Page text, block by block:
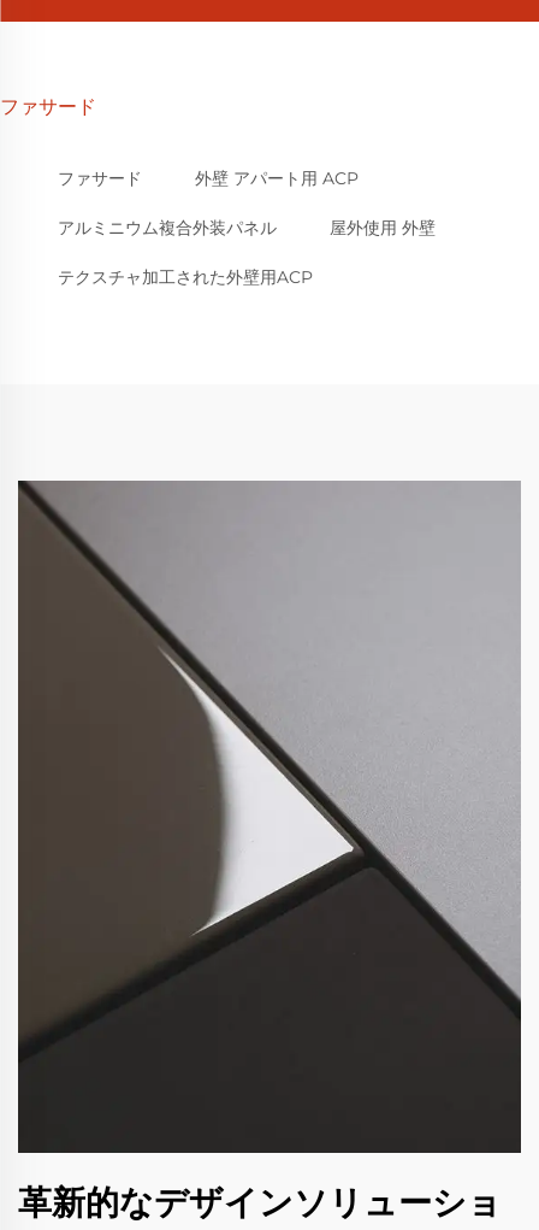
ファサード
ファサード 外壁 アパート用 ACP
アルミニウム複合外装パネル 屋外使用 外壁
テクスチャ加工された外壁用ACP
革新的なデザインソリューショ